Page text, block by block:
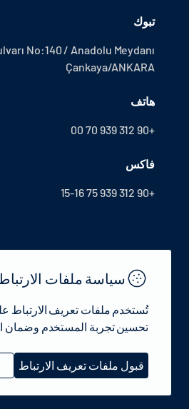
تبوك
No:140 / Anadolu Meydanı
Çankaya/ANKARA
هاتف
+90 312 939 70 00
فاكس
+90 312 939 75 15-16
© 2022 جمهورية تركيا وزارة الثقافة والسياحة - جميع الحقوق محفوظة.
سياسة ملفات
تُستخدم ملفات تعريف الارتباط
تحسين تجربة المستخدم وضمان
قبول ملفات تعريف الارتباط